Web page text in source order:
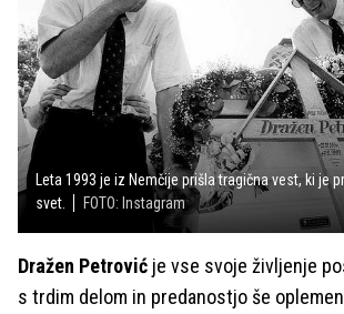
Leta 1993 je iz Nemčije prišla tragična vest, ki je
svet.
FOTO: Instagram
Dražen Petrović je vse svoje življenje
s trdim delom in predanostjo še